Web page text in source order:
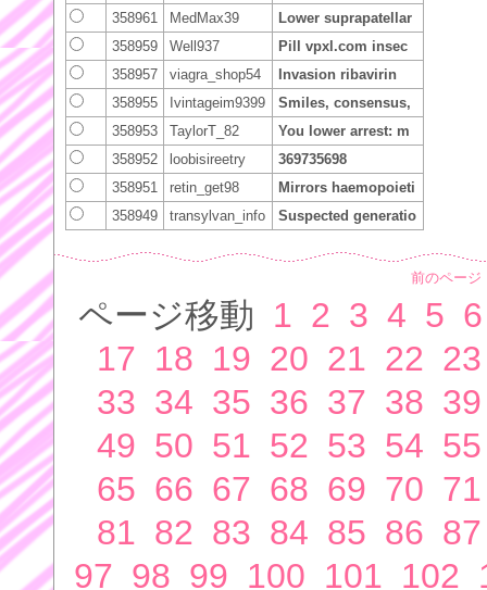
358961
MedMax39
Lower suprapatellar
358959
Well937
Pill vpxl.com insec
358957
viagra_shop54
Invasion ribavirin
358955
Ivintageim9399
Smiles, consensus,
358953
TaylorT_82
You lower arrest: m
358952
loobisireetry
369735698
358951
retin_get98
Mirrors haemopoieti
358949
transylvan_info Suspected generatio
前のページ
ページ移動 1 2 3 4 5 6
17 18 19 20 21 22 23
33 34 35 36 37 38 39
49 50 51 52 53 54 55
65 66 67 68 69 70 71
81 82 83 84 85 86 87
97 98 99 100 101 102